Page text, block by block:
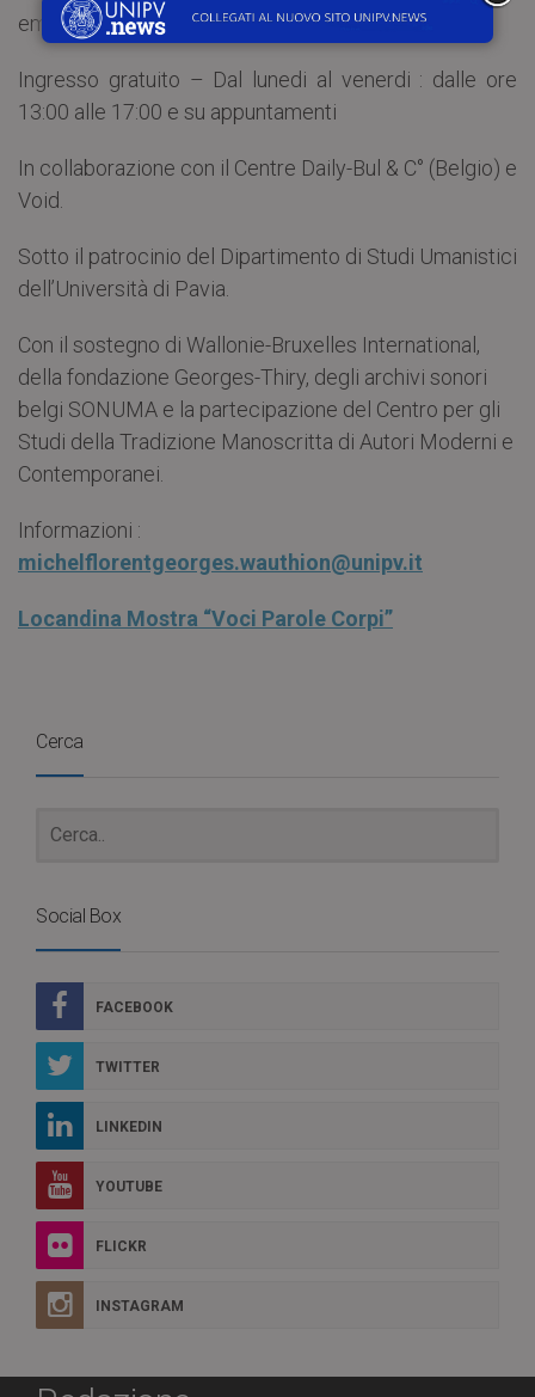
emotivo, fisico e mentale.
Ingresso gratuito – Dal lunedi al venerdi : dalle ore
13:00 alle 17:00 e su appuntamenti
In collaborazione con il Centre Daily-Bul & C° (Belgio) e
Void.
Sotto il patrocinio del Dipartimento di Studi Umanistici
dell’Università di Pavia.
Con il sostegno di Wallonie-Bruxelles International,
della fondazione Georges-Thiry, degli archivi sonori
belgi SONUMA e la partecipazione del Centro per gli
Studi della Tradizione Manoscritta di Autori Moderni e
Contemporanei.
Informazioni :
michelflorentgeorges.wauthion@unipv.it
Locandina Mostra “Voci Parole Corpi”
Cerca
Social Box
FACEBOOK
TWITTER
LINKEDIN
YOUTUBE
FLICKR
INSTAGRAM